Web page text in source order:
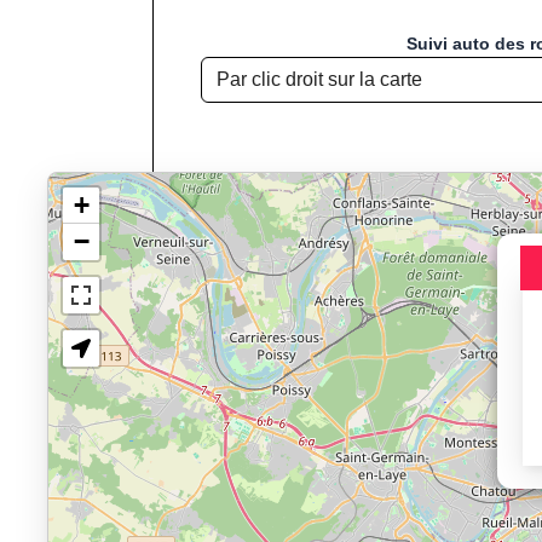
Suivi auto des
Chargement de la carte
Jogging, Course
Affichage du parcours :
+
−